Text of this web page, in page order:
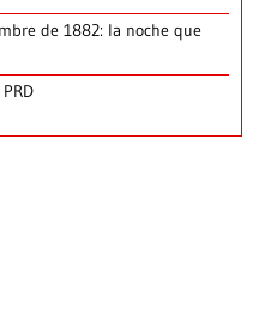
de 1882: la noche que